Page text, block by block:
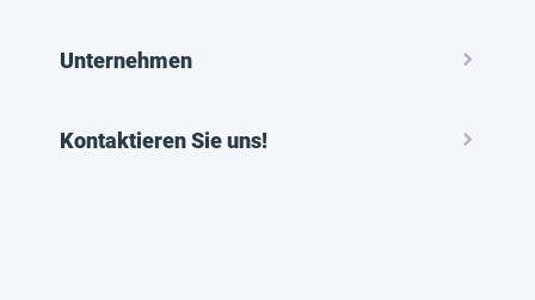
Unternehmen
Kontaktieren Sie uns!